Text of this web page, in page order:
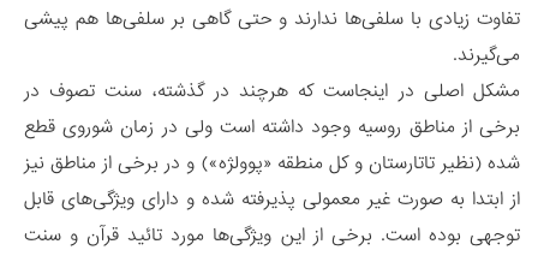
تفاوت زیادی با سلفی‌ها ندارند و حتی گاهی بر سلفی‌ها هم پیشی
می‌گیرند.
مشکل اصلی در اینجاست که هرچند در گذشته، سنت تصوف در
برخی از مناطق روسیه وجود داشته است ولی در زمان شوروی قطع
شده (نظیر تاتارستان و کل منطقه «پوولژه») و در برخی از مناطق نیز
از ابتدا به صورت غیر معمولی پذیرفته شده و دارای ویژگی‌های قابل
توجهی بوده است. برخی از این ویژگی‌ها مورد تائید قرآن و سنت